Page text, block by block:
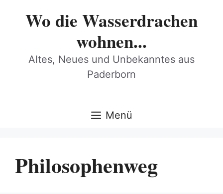
Wo die Wasserdrachen
wohnen...
Altes, Neues und Unbekanntes aus
Paderborn
Menü
Philosophenweg